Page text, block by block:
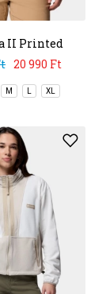
II Printed
Half Snap
20 990 Ft
M L XL